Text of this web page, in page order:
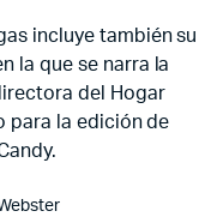
incluye también su
la que se narra la
del Hogar
para la edición de